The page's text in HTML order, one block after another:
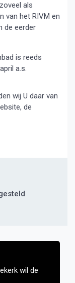
als
van het RIVM en
de eerder
is reeds
a.s.
wij U daar van
de
wil de